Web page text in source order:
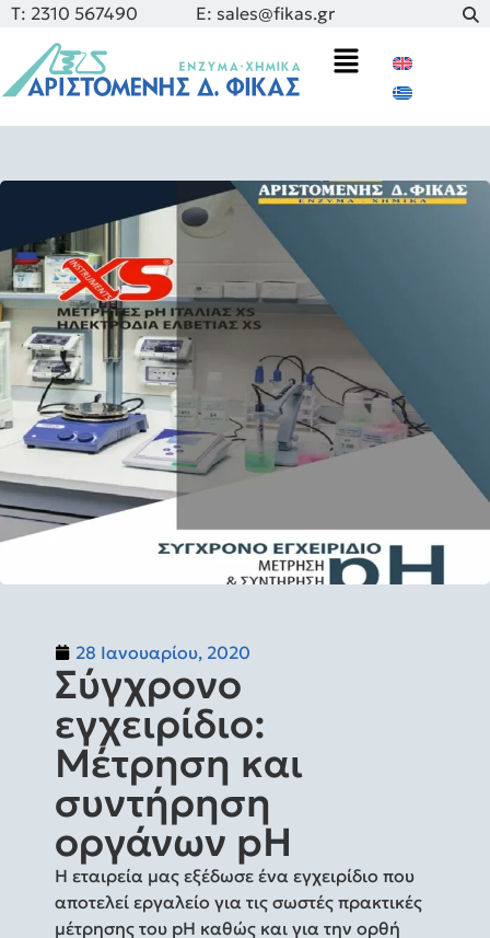
Τ: 2310 567490 E: sales@fikas.gr
28 Ιανουαρίου, 2020
Σύγχρονο
εγχειρίδιο:
Μέτρηση και
συντήρηση
οργάνων pH
Η εταιρεία μας εξέδωσε ένα εγχειρίδιο που
αποτελεί εργαλείο για τις σωστές πρακτικές
μέτρησης του pH καθώς και για την ορθή